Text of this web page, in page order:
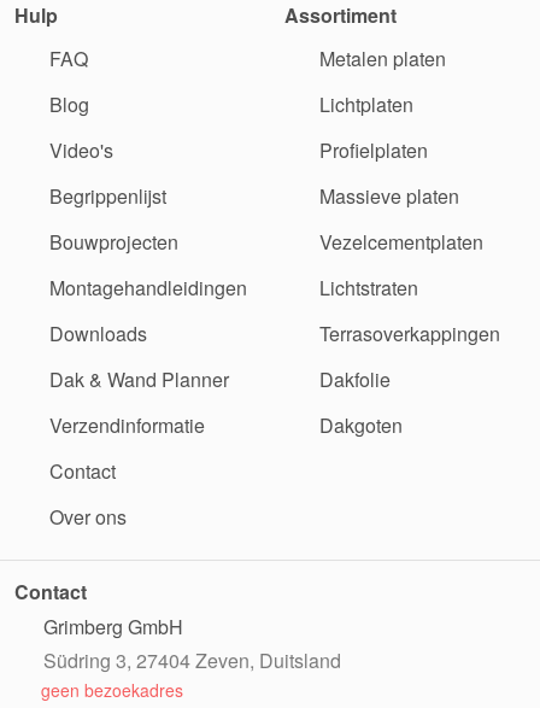
Hulp
FAQ
Blog
Video's
Begrippenlijst
Bouwprojecten
Montagehandleidingen
Downloads
Dak & Wand Planner
Verzendinformatie
Contact
Over ons
Assortiment
Metalen platen
Lichtplaten
Profielplaten
Massieve platen
Vezelcementplaten
Lichtstraten
Terrasoverkappingen
Dakfolie
Dakgoten
Contact
Grimberg GmbH
Südring 3, 27404 Zeven, Duitsland
geen bezoekadres